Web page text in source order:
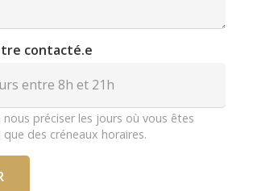
contacté.e
nous préciser les jours où vous êtes
des créneaux horaires.